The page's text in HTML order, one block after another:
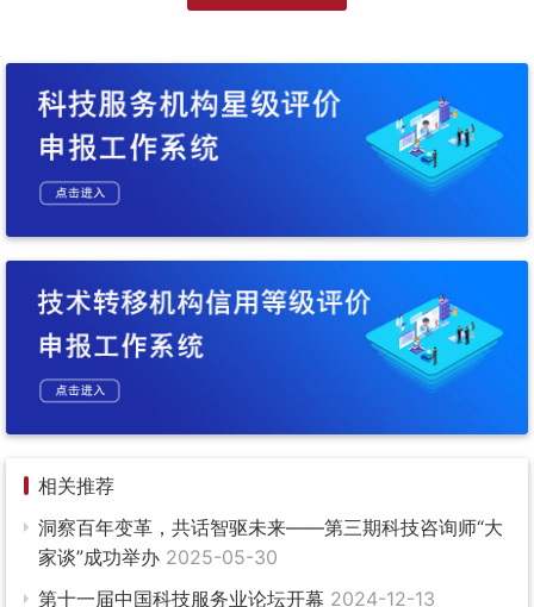
相关推荐
洞察百年变革，共话智驱未来——第三期科技咨询师“大
家谈”成功举办 2025-05-30
第十一届中国科技服务业论坛开幕 2024-12-13